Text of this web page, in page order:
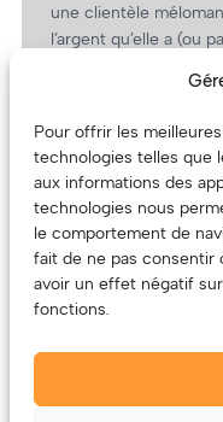
Pour offrir les
technologies telles que
aux informations des
technologies nous
le comportement de
fait de ne pas
avoir un effet négatif
fonctions.
une clientèle
l’argent qu’elle a (ou
revient.
(Oui, on va avoir des
artistes!)